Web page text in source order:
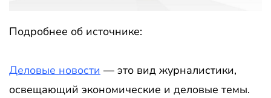
Подробнее об источнике:
Деловые новости — это вид журналистики,
освещающий экономические и деловые темы.